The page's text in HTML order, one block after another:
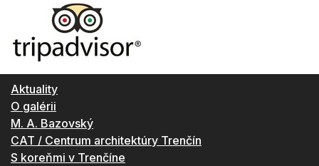
Aktuality
O galérii
M. A. Bazovský
CAT / Centrum architektúry Trenčín
S koreňmi v Trenčíne